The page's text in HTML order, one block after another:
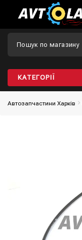
КАТЕГОРІЇ
Автозапчастини Харків